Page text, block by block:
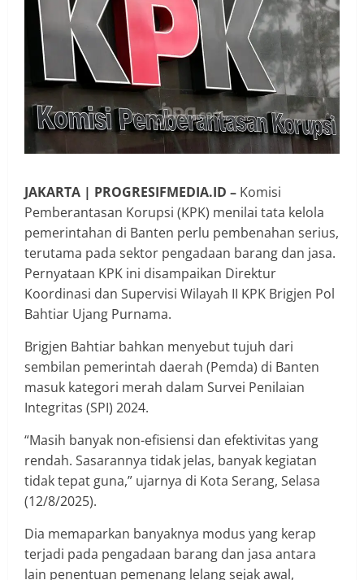
JAKARTA | PROGRESIFMEDIA.ID – Komisi
Pemberantasan Korupsi (KPK) menilai tata kelola
pemerintahan di Banten perlu pembenahan serius,
terutama pada sektor pengadaan barang dan jasa.
Pernyataan KPK ini disampaikan Direktur
Koordinasi dan Supervisi Wilayah II KPK Brigjen Pol
Bahtiar Ujang Purnama.
Brigjen Bahtiar bahkan menyebut tujuh dari
sembilan pemerintah daerah (Pemda) di Banten
masuk kategori merah dalam Survei Penilaian
Integritas (SPI) 2024.
“Masih banyak non-efisiensi dan efektivitas yang
rendah. Sasarannya tidak jelas, banyak kegiatan
tidak tepat guna,” ujarnya di Kota Serang, Selasa
(12/8/2025).
Dia memaparkan banyaknya modus yang kerap
terjadi pada pengadaan barang dan jasa antara
lain penentuan pemenang lelang sejak awal,